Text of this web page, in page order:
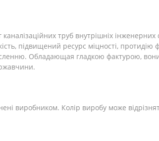
труб внутрішніх
підвищений ресурс міцності,
Обладающая гладкою фактурою,
виробником. Колір виробу може